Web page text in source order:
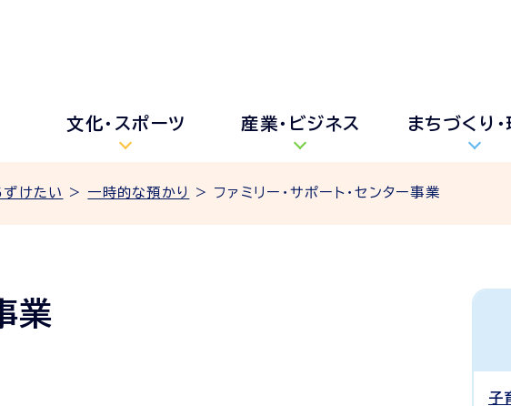
文化・スポーツ 産業・ビジネス まちづくり
けたい > 一時的な預かり > ファミリー・サポート・センター事業
業
子